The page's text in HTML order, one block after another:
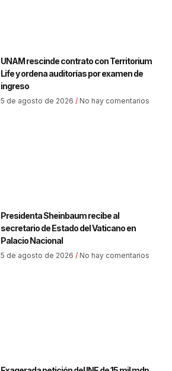
UNAM rescinde contrato con Territorium
Life y ordena auditorías por examen de
ingreso
5 de agosto de 2026 No hay comentarios
Presidenta Sheinbaum recibe al
secretario de Estado del Vaticano en
Palacio Nacional
5 de agosto de 2026 No hay comentarios